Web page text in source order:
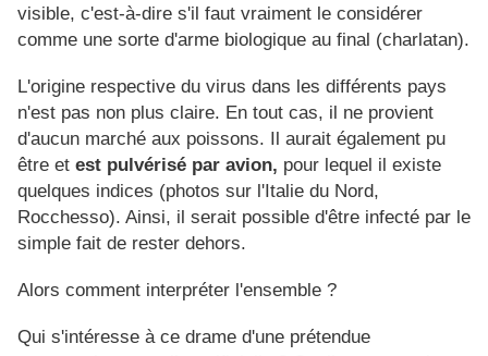
visible, c'est-à-dire s'il faut vraiment le considérer
comme une sorte d'arme biologique au final (charlatan).
L'origine respective du virus dans les différents pays
n'est pas non plus claire. En tout cas, il ne provient
d'aucun marché aux poissons. Il aurait également pu
être et est pulvérisé par avion, pour lequel il existe
quelques indices (photos sur l'Italie du Nord,
Rocchesso). Ainsi, il serait possible d'être infecté par le
simple fait de rester dehors.
Alors comment interpréter l'ensemble ?
Qui s'intéresse à ce drame d'une prétendue